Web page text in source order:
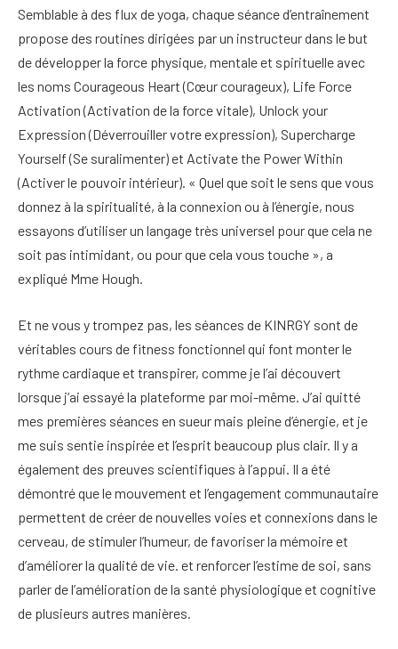
Semblable à des flux de yoga, chaque séance d’entraînement
propose des routines dirigées par un instructeur dans le but
de développer la force physique, mentale et spirituelle avec
les noms Courageous Heart (Cœur courageux), Life Force
Activation (Activation de la force vitale), Unlock your
Expression (Déverrouiller votre expression), Supercharge
Yourself (Se suralimenter) et Activate the Power Within
(Activer le pouvoir intérieur). « Quel que soit le sens que vous
donnez à la spiritualité, à la connexion ou à l’énergie, nous
essayons d’utiliser un langage très universel pour que cela ne
soit pas intimidant, ou pour que cela vous touche », a
expliqué Mme Hough.
Et ne vous y trompez pas, les séances de KINRGY sont de
véritables cours de fitness fonctionnel qui font monter le
rythme cardiaque et transpirer, comme je l’ai découvert
lorsque j’ai essayé la plateforme par moi-même. J’ai quitté
mes premières séances en sueur mais pleine d’énergie, et je
me suis sentie inspirée et l’esprit beaucoup plus clair. Il y a
également des preuves scientifiques à l’appui. Il a été
démontré que le mouvement et l’engagement communautaire
permettent de créer de nouvelles voies et connexions dans le
cerveau, de stimuler l’humeur, de favoriser la mémoire et
d’améliorer la qualité de vie. et renforcer l’estime de soi, sans
parler de l’amélioration de la santé physiologique et cognitive
de plusieurs autres manières.